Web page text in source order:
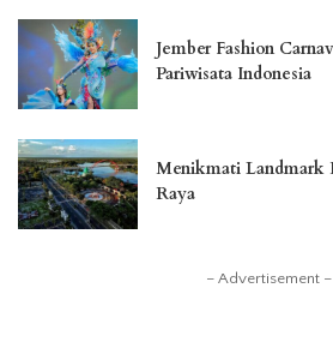
Jember Fashion
Pariwisata Indonesia
Menikmati Landmark
Raya
– Advertisement –